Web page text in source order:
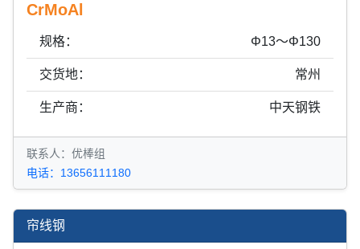
CrMoAl
规格： Φ13～Φ130
交货地： 常州
生产商： 中天钢铁
联系人：优棒组
电话：13656111180
帘线钢